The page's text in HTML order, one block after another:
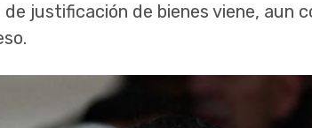
de justificación de bienes viene, aun